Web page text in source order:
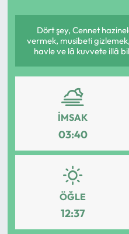
Dört şey, Cennet
vermek, musibeti
havle ve lâ kuvvete illâ
İMSAK
03:40
ÖĞLE
12:37
Araştırma-Rapor